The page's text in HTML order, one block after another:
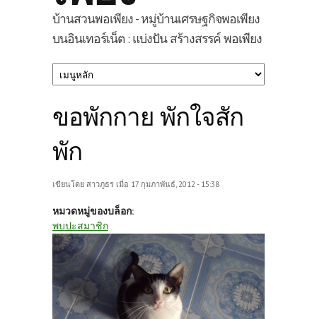
บ้านสวนพอเพียง - หมู่บ้านเศรษฐกิจพอเพียง
บนอินเทอร์เน็ต : แบ่งปัน สร้างสรรค์ พอเพียง
ขอพักกาย พักใจสัก
พัก
เขียนโดย สาวภูธร เมื่อ 17 กุมภาพันธ์, 2012 - 15:38
หมวดหมู่ของบล็อก:
พบปะสมาชิก